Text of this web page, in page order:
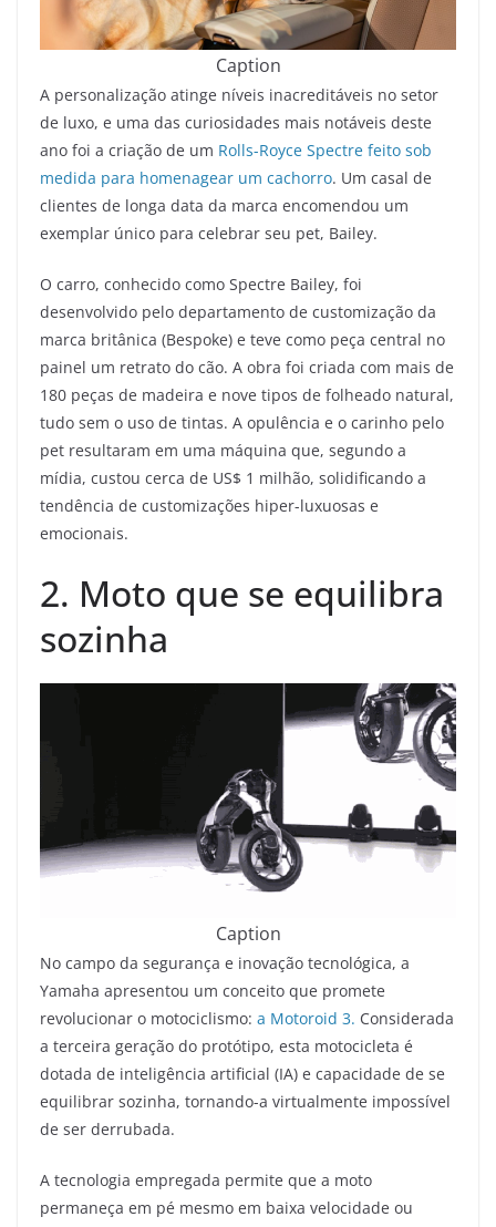
Caption
A personalização atinge níveis inacreditáveis no setor
de luxo, e uma das curiosidades mais notáveis deste
ano foi a criação de um Rolls-Royce Spectre feito sob
medida para homenagear um cachorro. Um casal de
clientes de longa data da marca encomendou um
exemplar único para celebrar seu pet, Bailey.
O carro, conhecido como Spectre Bailey, foi
desenvolvido pelo departamento de customização da
marca britânica (Bespoke) e teve como peça central no
painel um retrato do cão. A obra foi criada com mais de
180 peças de madeira e nove tipos de folheado natural,
tudo sem o uso de tintas. A opulência e o carinho pelo
pet resultaram em uma máquina que, segundo a
mídia, custou cerca de US$ 1 milhão, solidificando a
tendência de customizações hiper-luxuosas e
emocionais.
2. Moto que se equilibra
sozinha
Caption
No campo da segurança e inovação tecnológica, a
Yamaha apresentou um conceito que promete
revolucionar o motociclismo: a Motoroid 3. Considerada
a terceira geração do protótipo, esta motocicleta é
dotada de inteligência artificial (IA) e capacidade de se
equilibrar sozinha, tornando-a virtualmente impossível
de ser derrubada.
A tecnologia empregada permite que a moto
permaneça em pé mesmo em baixa velocidade ou